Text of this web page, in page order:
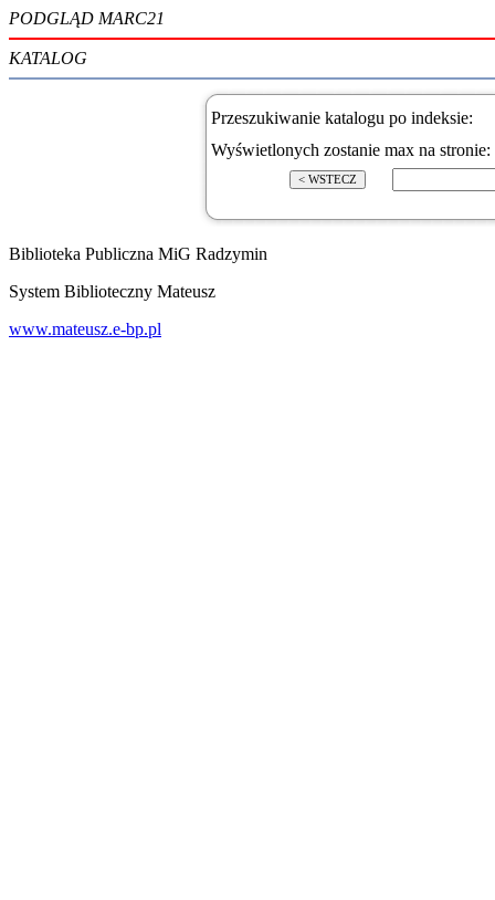
PODGLĄD MARC21
KATALOG
Przeszukiwanie katalogu po indeksie:
Wyświetlonych zostanie max na stronie:
Biblioteka Publiczna MiG Radzymin
System Biblioteczny Mateusz
www.mateusz.e-bp.pl